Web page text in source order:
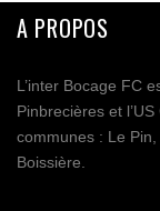
A PROPOS
L’inter Bocage FC
Pinbrecières et
communes : Le
Boissière.